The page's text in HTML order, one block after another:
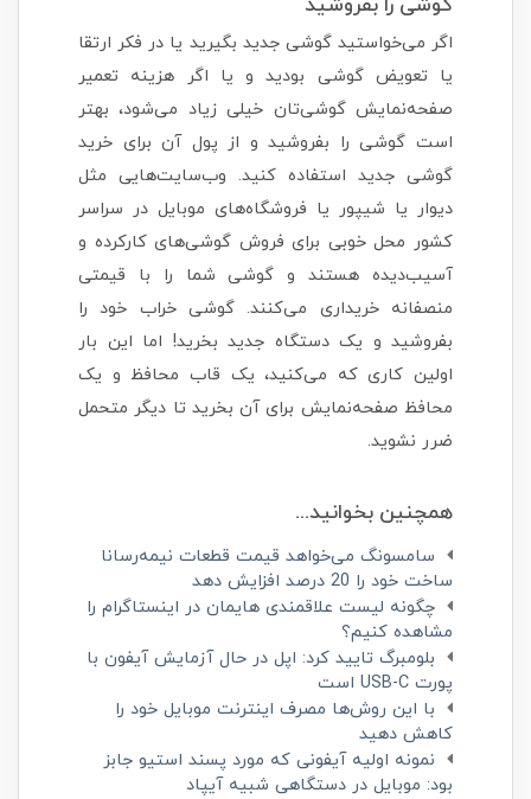
اگر می‌خواستید گوشی جدید بگیرید یا در فکر ارتقا
یا تعویض گوشی بودید و یا اگر هزینه تعمیر
صفحه‌نمایش گوشی‌تان خیلی زیاد می‌شود، بهتر
است گوشی را بفروشید و از پول آن برای خرید
گوشی جدید استفاده کنید. وب‌سایت‌هایی مثل
دیوار یا شیپور یا فروشگاه‌های موبایل در سراسر
کشور محل خوبی برای فروش گوشی‌های کارکرده و
آسیب‌دیده هستند و گوشی شما را با قیمتی
منصفانه خریداری می‌کنند. گوشی خراب خود را
بفروشید و یک دستگاه جدید بخرید! اما این بار
اولین کاری که می‌کنید، یک قاب محافظ و یک
محافظ صفحه‌نمایش برای آن بخرید تا دیگر متحمل
ضرر نشوید.
همچنین بخوانید...
سامسونگ می‌خواهد قیمت قطعات نیمه‌رسانا
ساخت خود را 20 درصد افزایش دهد
چگونه لیست علاقمندی هایمان در اینستاگرام را
مشاهده کنیم؟
بلومبرگ تایید کرد: اپل در حال آزمایش آیفون با
پورت USB-C است
با این روش‌ها مصرف اینترنت موبایل خود را
کاهش دهید
نمونه اولیه آیفونی که مورد پسند استیو جابز
بود: موبایل در دستگاهی شبیه آیپاد